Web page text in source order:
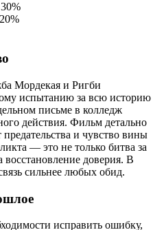
30%
20%
Мордекая и Ригби
испытанию за всю историю
письме в колледж
действия. Фильм детально
и чувство вины
— это не только битва за
восстановление доверия. В
сильнее любых обид.
исправить ошибку,